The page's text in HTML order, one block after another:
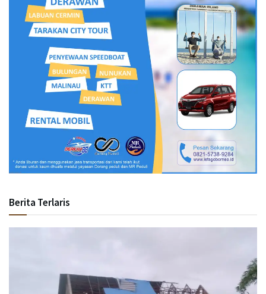
Berita Terlaris